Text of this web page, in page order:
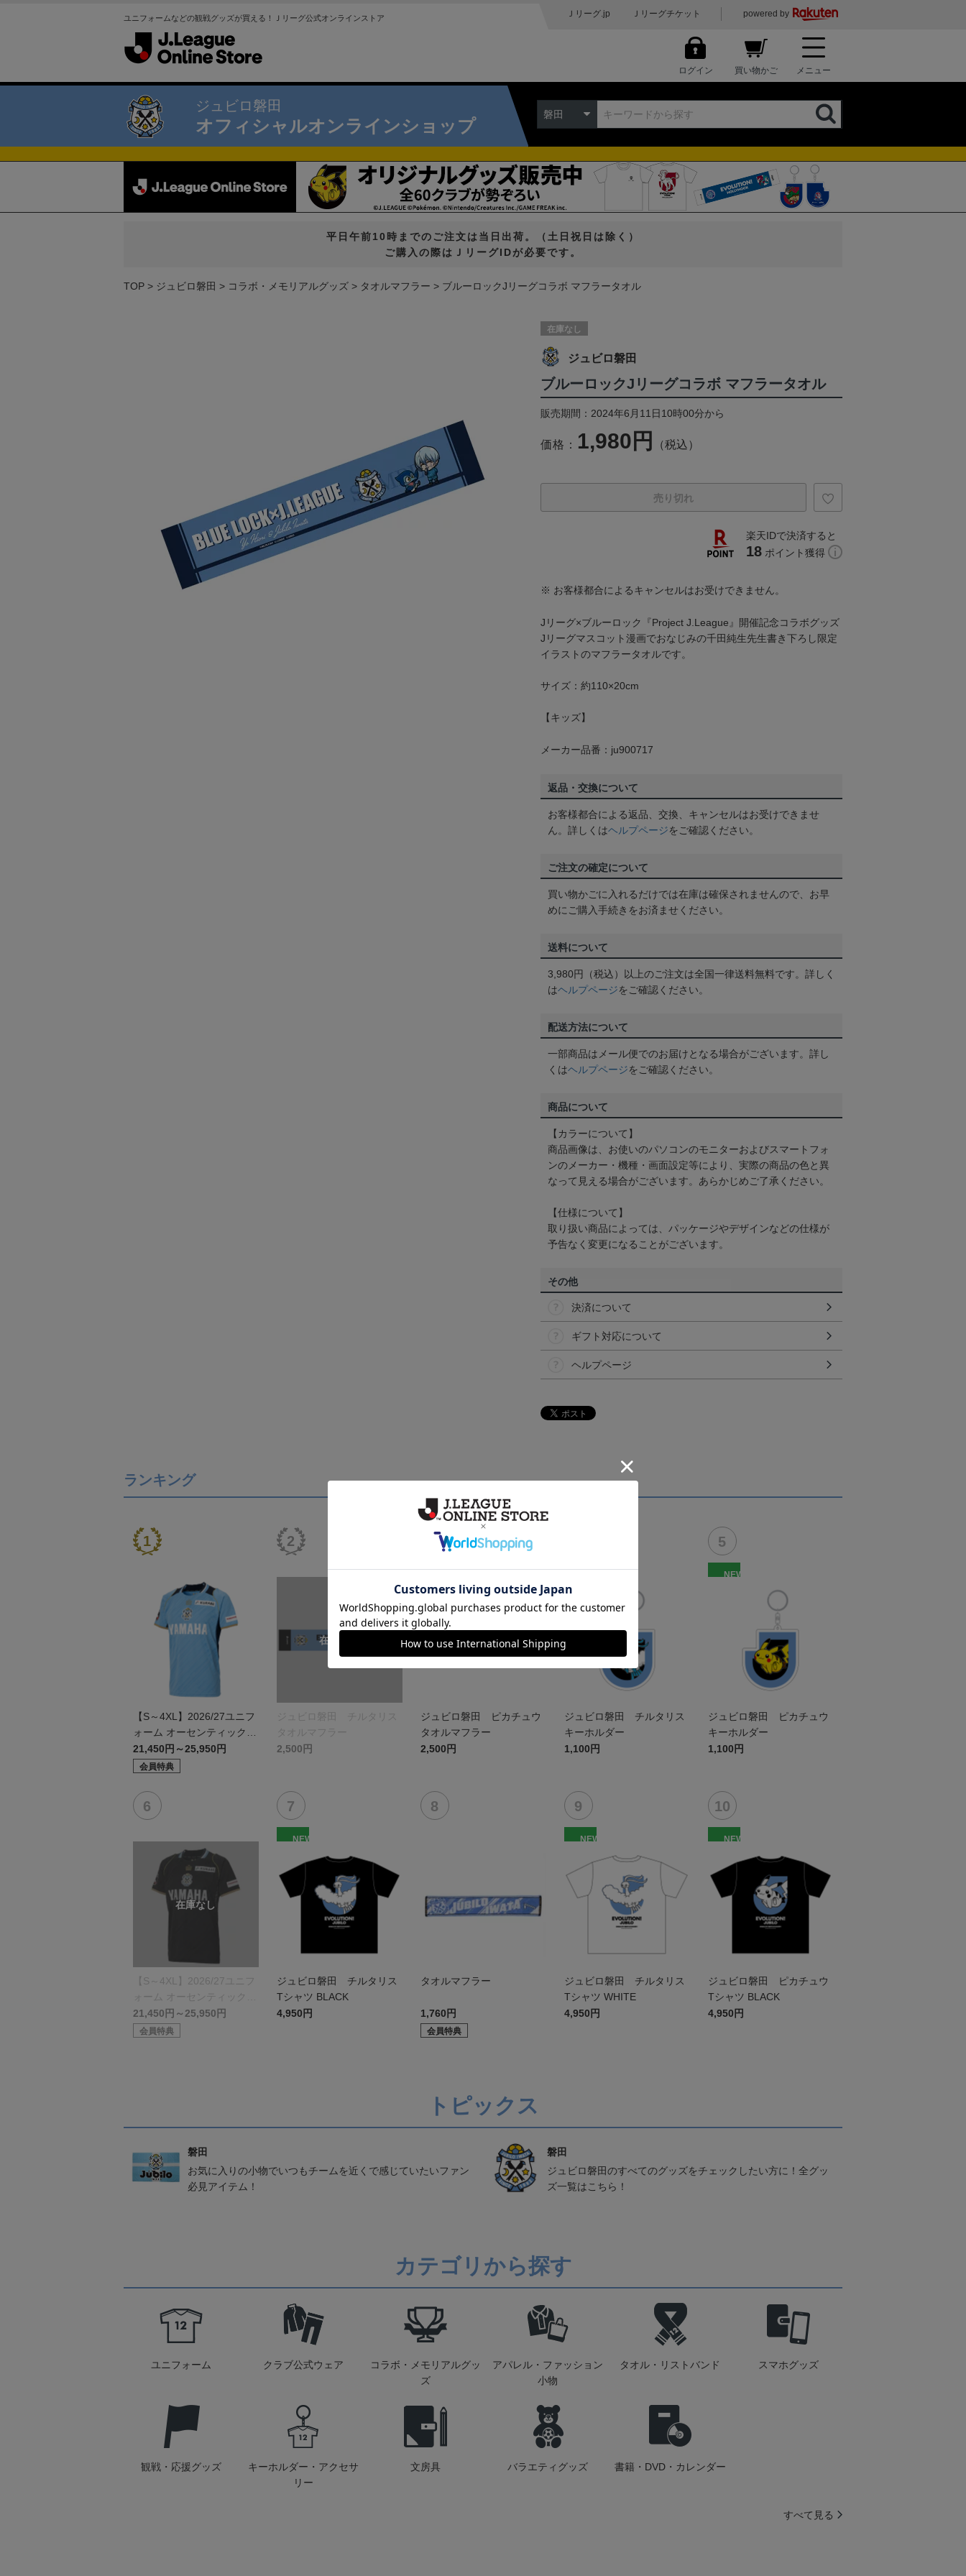
ユニフォームなどの観戦グッズが買える！Ｊリーグ公式オンラインストア Ｊリーグ.jp Ｊリーグチケット powered by
ログイン 買い物かご メニュー
ジュビロ磐田
オフィシャルオンラインショップ
磐田
平日午前10時までのご注文は当日出荷。（土日祝日は除く）
ご購入の際はＪリーグIDが必要です。
TOP ジュビロ磐田 コラボ・メモリアルグッズ タオルマフラー ブルーロックJリーグコラボ マフラータオル
在庫なし
ジュビロ磐田
ブルーロックJリーグコラボ マフラータオル
販売期間：2024年6月11日10時00分から
価格： 1,980円 （税込）
売り切れ
楽天IDで決済すると
18 ポイント獲得
※ お客様都合によるキャンセルはお受けできません。
Jリーグ×ブルーロック『Project J.League』開催記念コラボグッズ
Jリーグマスコット漫画でおなじみの千田純生先生書き下ろし限定
イラストのマフラータオルです。
サイズ：約110×20cm
【キッズ】
メーカー品番：ju900717
返品・交換について
お客様都合による返品、交換、キャンセルはお受けできませ
ん。詳しくはヘルプページをご確認ください。
ご注文の確定について
買い物かごに入れるだけでは在庫は確保されませんので、お早
めにご購入手続きをお済ませください。
送料について
3,980円（税込）以上のご注文は全国一律送料無料です。詳しく
はヘルプページをご確認ください。
配送方法について
一部商品はメール便でのお届けとなる場合がございます。詳し
くはヘルプページをご確認ください。
商品について
【カラーについて】
商品画像は、お使いのパソコンのモニターおよびスマートフォ
ンのメーカー・機種・画面設定等により、実際の商品の色と異
なって見える場合がございます。あらかじめご了承ください。
【仕様について】
取り扱い商品によっては、パッケージやデザインなどの仕様が
予告なく変更になることがございます。
その他
決済について
ギフト対応について
ヘルプページ
ランキング
【S～4XL】2026/27ユニフ
ォーム オーセンティックモ
デル:FP1st
21,450円～25,950円
会員特典
ジュビロ磐田 チルタリス
タオルマフラー
2,500円
ジュビロ磐田 ピカチュウ
タオルマフラー
2,500円
ジュビロ磐田 チルタリス
キーホルダー
1,100円
NEW
ジュビロ磐田 ピカチュウ
キーホルダー
1,100円
【S～4XL】2026/27ユニフ
ォーム オーセンティックモ
デル:GK
21,450円～25,950円
会員特典
NEW
ジュビロ磐田 チルタリス
Tシャツ BLACK
4,950円
タオルマフラー
1,760円
会員特典
NEW
ジュビロ磐田 チルタリス
Tシャツ WHITE
4,950円
NEW
ジュビロ磐田 ピカチュウ
Tシャツ BLACK
4,950円
トピックス
磐田
お気に入りの小物でいつもチームを近くで感じていたいファン
必見アイテム！
磐田
ジュビロ磐田のすべてのグッズをチェックしたい方に！全グッ
ズ一覧はこちら！
カテゴリから探す
ユニフォーム クラブ公式ウェア
コラボ・メモリアルグッ
ズ
アパレル・ファッション
小物
タオル・リストバンド スマホグッズ
観戦・応援グッズ
キーホルダー・アクセサ
リー
文房具 バラエティグッズ 書籍・DVD・カレンダー
すべて見る